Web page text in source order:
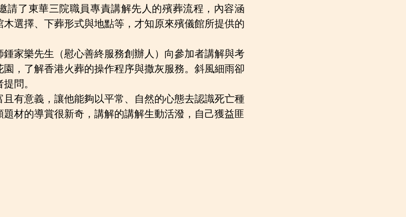
請了東華三院職員專責講解先人的殯葬流程，內容涵
選擇、下葬形式與地點等，才知原來殯儀館所提供的
家樂先生（慰心善終服務創辦人）向參加者講解與考
，了解香港火葬的操作程序與撒灰服務。斜風細雨卻
問。
有意義，讓他能夠以平常、自然的心態去認識死亡種
材的導賞很新奇，講解的講解生動活潑，自己獲益匪